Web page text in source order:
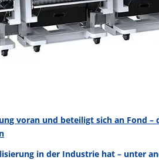
voran und beteiligt sich an Fond
in der Industrie hat – unter